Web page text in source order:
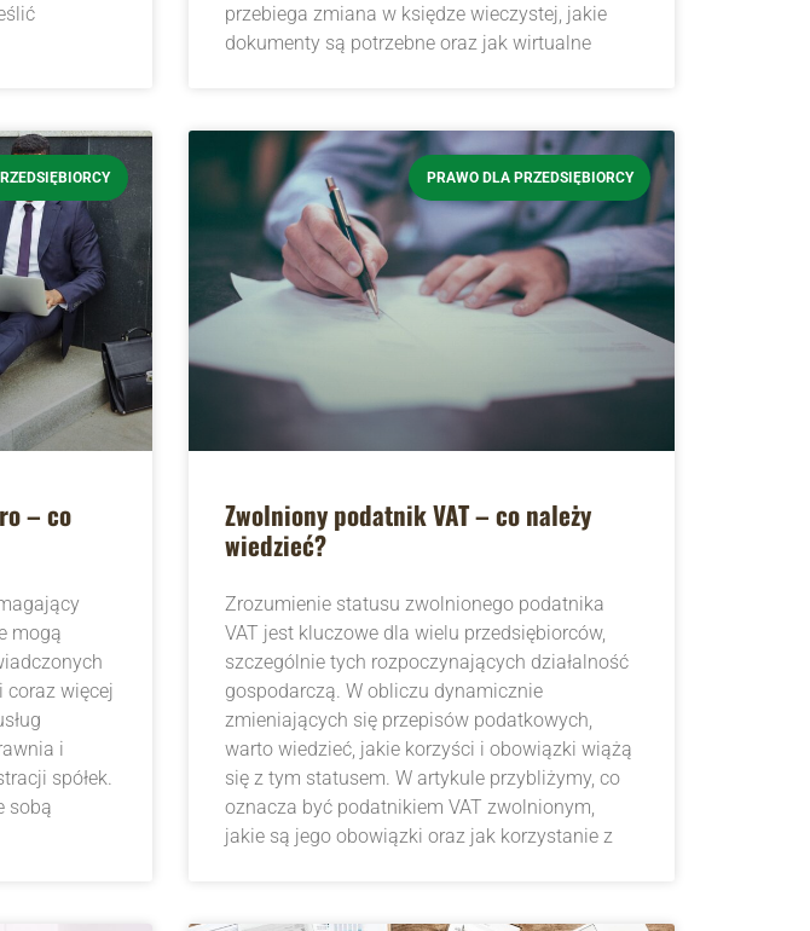
przebiega zmiana w księdze wieczystej, jakie
dokumenty są potrzebne oraz jak wirtualne
– co
mogą
coraz więcej
i
spółek.
sobą
PRAWO DLA PRZEDSIĘBIORCY
Zwolniony podatnik VAT – co należy
wiedzieć?
Zrozumienie statusu zwolnionego podatnika
VAT jest kluczowe dla wielu przedsiębiorców,
szczególnie tych rozpoczynających działalność
gospodarczą. W obliczu dynamicznie
zmieniających się przepisów podatkowych,
warto wiedzieć, jakie korzyści i obowiązki wiążą
się z tym statusem. W artykule przybliżymy, co
oznacza być podatnikiem VAT zwolnionym,
jakie są jego obowiązki oraz jak korzystanie z